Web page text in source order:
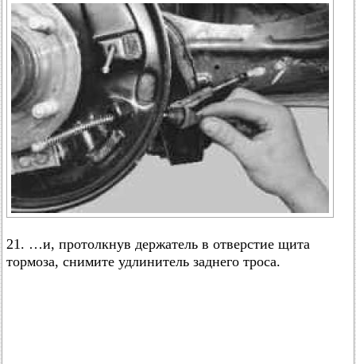
21. …и, протолкнув держатель в отверстие щита
тормоза, снимите удлинитель заднего троса.